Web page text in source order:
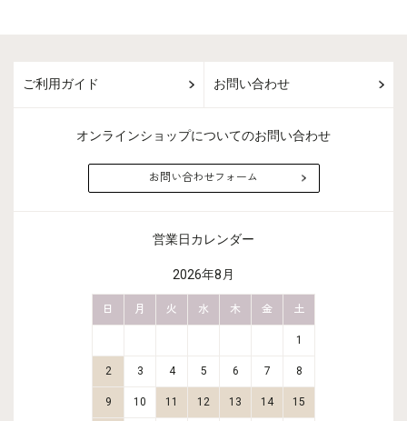
ご利用ガイド お問い合わせ
オンラインショップについてのお問い合わせ
お問い合わせフォーム
営業日カレンダー
2026年8月
日 月 火 水 木 金 土
1
2 3 4 5 6 7 8
9 10 11 12 13 14 15